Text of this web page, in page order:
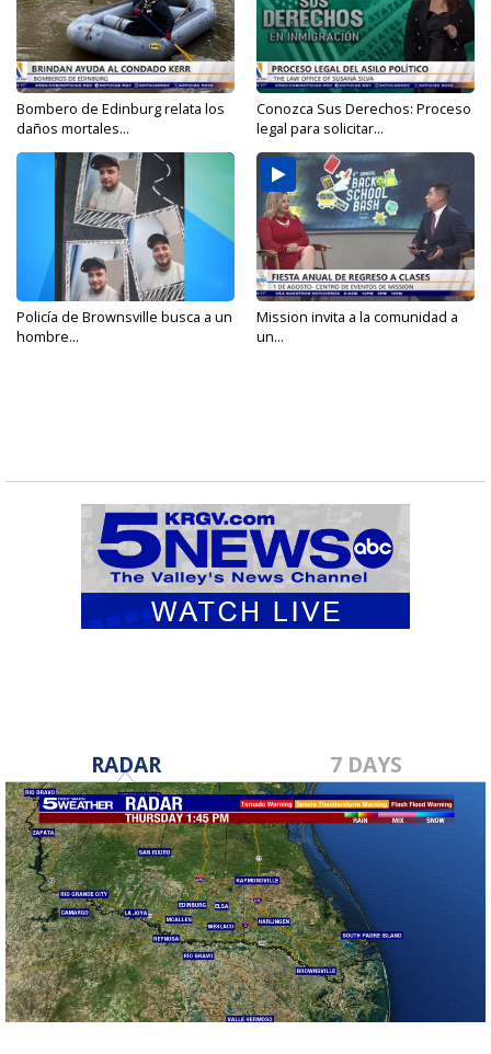
Bombero de Edinburg relata los
daños mortales...
Conozca Sus Derechos: Proceso
legal para solicitar...
Policía de Brownsville busca a un
hombre...
Mission invita a la comunidad a
un...
RADAR 7 DAYS